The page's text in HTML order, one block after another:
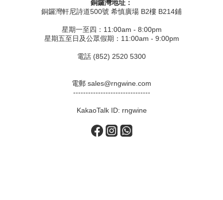
銅鑼灣地址：
銅鑼灣軒尼詩道500號 希慎廣場 B2樓 B214鋪
星期一至四：11:00am - 8:00pm
星期五至日及公眾假期：11:00am - 9:00pm
電話 (852) 2520 5300
電郵 sales@rngwine.com
-------------------------------
KakaoTalk ID: rngwine